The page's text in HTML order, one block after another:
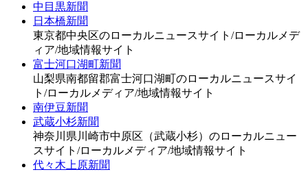
中目黒新聞
日本橋新聞
東京都中央区のローカルニュースサイト/ローカルメデ
ィア/地域情報サイト
富士河口湖町新聞
山梨県南都留郡富士河口湖町のローカルニュースサイ
ト/ローカルメディア/地域情報サイト
南伊豆新聞
武蔵小杉新聞
神奈川県川崎市中原区（武蔵小杉）のローカルニュー
スサイト/ローカルメディア/地域情報サイト
代々木上原新聞